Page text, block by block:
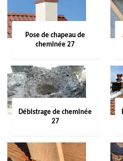
Pose de chapeau de
cheminée 27
Débistrage de cheminée
27